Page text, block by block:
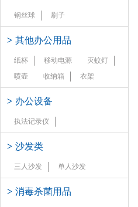
钢丝球 刷子
> 其他办公用品
纸杯 移动电源
灭蚊灯
喷壶
收纳箱 衣架
> 办公设备
执法记录仪
> 沙发类
三人沙发 单人沙发
> 消毒杀菌用品